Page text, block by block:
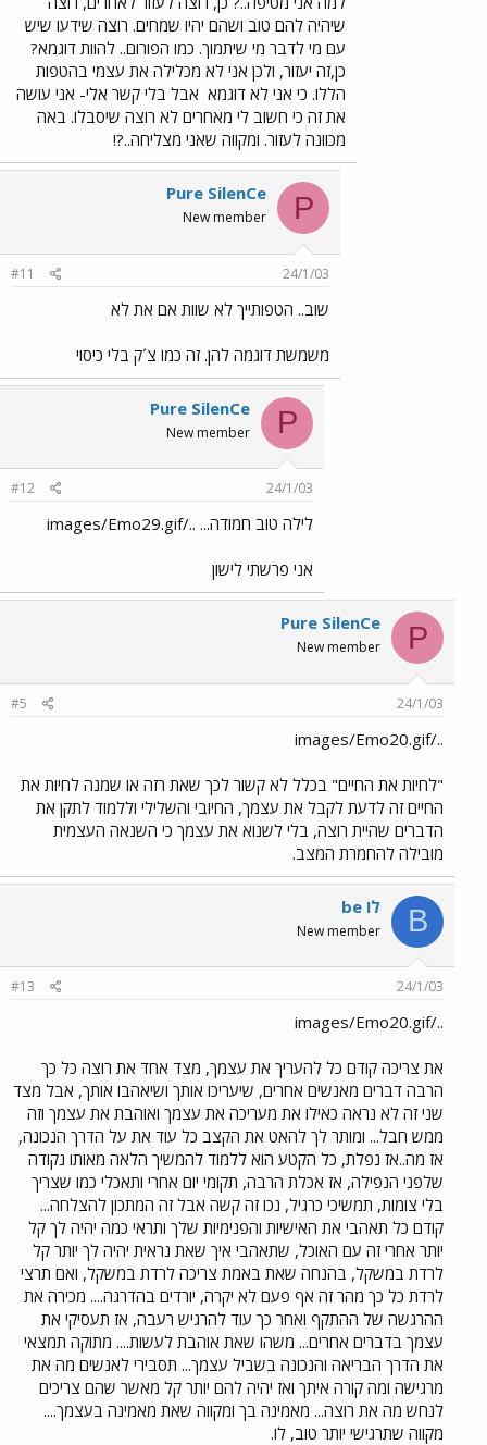
שיהיה להם טוב ושהם יהיו שמחים. רוצה שידעו שיש
עם מי לדבר מי שיתמוך. כמו הפורום.. להוות דוגמא?
כן,זה יעזור, ולכן אני לא מכלילה את עצמי בהטפות
הללו. כי אני לא דוגמא אבל בלי קשר אלי- אני עושה
את זה כי חשוב לי מאחרים לא רוצה שיסבלו. באה
מכוונה לעזור. ומקווה שאני מצליחה..?!
P
Pure SilenCe
New member
24/1/03
#11
שוב.. הטפותייך לא שוות אם את לא
משמשת דוגמה להן. זה כמו צ´ק בלי כיסוי
P
Pure SilenCe
New member
24/1/03
#12
לילה טוב חמודה... ../images/Emo29.gif
אני פרשתי לישון
P
Pure SilenCe
New member
24/1/03
#5
../images/Emo20.gif
"לחיות את החיים" בכלל לא קשור לכך שאת רזה או שמנה לחיות את
החיים זה לדעת לקבל את עצמך, החיובי והשלילי וללמוד לתקן את
הדברים שהיית רוצה, בלי לשנוא את עצמך כי השנאה העצמית
מובילה להחמרת המצב.
B be לו
New member
24/1/03
#13
../images/Emo20.gif
את צריכה קודם כל להעריך את עצמך, מצד אחד את רוצה כל כך
הרבה דברים מאנשים אחרים, שיעריכו אותך ושיאהבו אותך, אבל מצד
שני זה לא נראה כאילו את מעריכה את עצמך ואוהבת את עצמך וזה
ממש חבל... ומותר לך להאט את הקצב כל עוד את על הדרך הנכונה,
אז מה..אז נפלת, כל הקטע הוא ללמוד להמשיך הלאה מאותו נקודה
שלפני הנפילה, אז אכלת הרבה, תקומי יום אחרי ותאכלי כמו שצריך
בלי צומות, תמשיכי כרגיל, נכו זה קשה אבל זה המתכון להצלחה...
קודם כל תאהבי את האישיות והפנימיות שלך ותראי כמה יהיה לך קל
יותר אחרי זה עם האוכל, שתאהבי איך שאת נראית יהיה לך יותר קל
לרדת במשקל, בהנחה שאת באמת צריכה לרדת במשקל, ואם תרצי
לרדת כל כך מהר זה אף פעם לא יקרה, יורדים בהדרגה.... מכירה את
ההרגשה של ההתקף ואחר כך עוד להרגיש רעבה, אז תעסיקי את
עצמך בדברים אחרים... משהו שאת אוהבת לעשות.... מתוקה תמצאי
את הדרך הבריאה והנכונה בשביל עצמך... תסבירי לאנשים מה את
מרגישה ומה קורה איתך ואז יהיה להם יותר קל מאשר שהם צריכים
לנחש מה את רוצה... מאמינה בך ומקווה שאת מאמינה בעצמך....
מקווה שתרגישי יותר טוב, לו.